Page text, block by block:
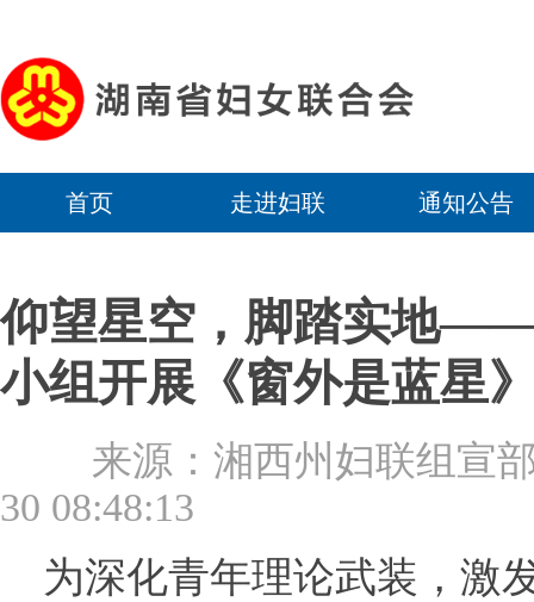
首页 走进妇联 通知公告
仰望星空，脚踏实地
小组开展《窗外是蓝星
来源：湘西州妇联组
30 08:48:13
为深化青年理论武装，激